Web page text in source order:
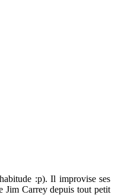
:p). Il improvise ses
Jim Carrey depuis tout petit